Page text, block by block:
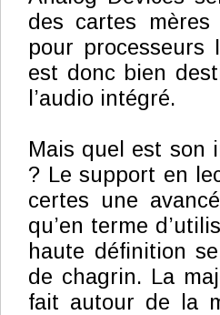
des cartes mères
pour processeurs
est donc bien
l’audio intégré.
Mais quel est son
? Le support en
certes une
qu’en terme
haute définition
de chagrin. La
fait autour de la